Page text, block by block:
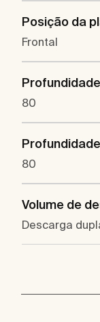
Posição da
Frontal
80
80
Volume de
Descarga